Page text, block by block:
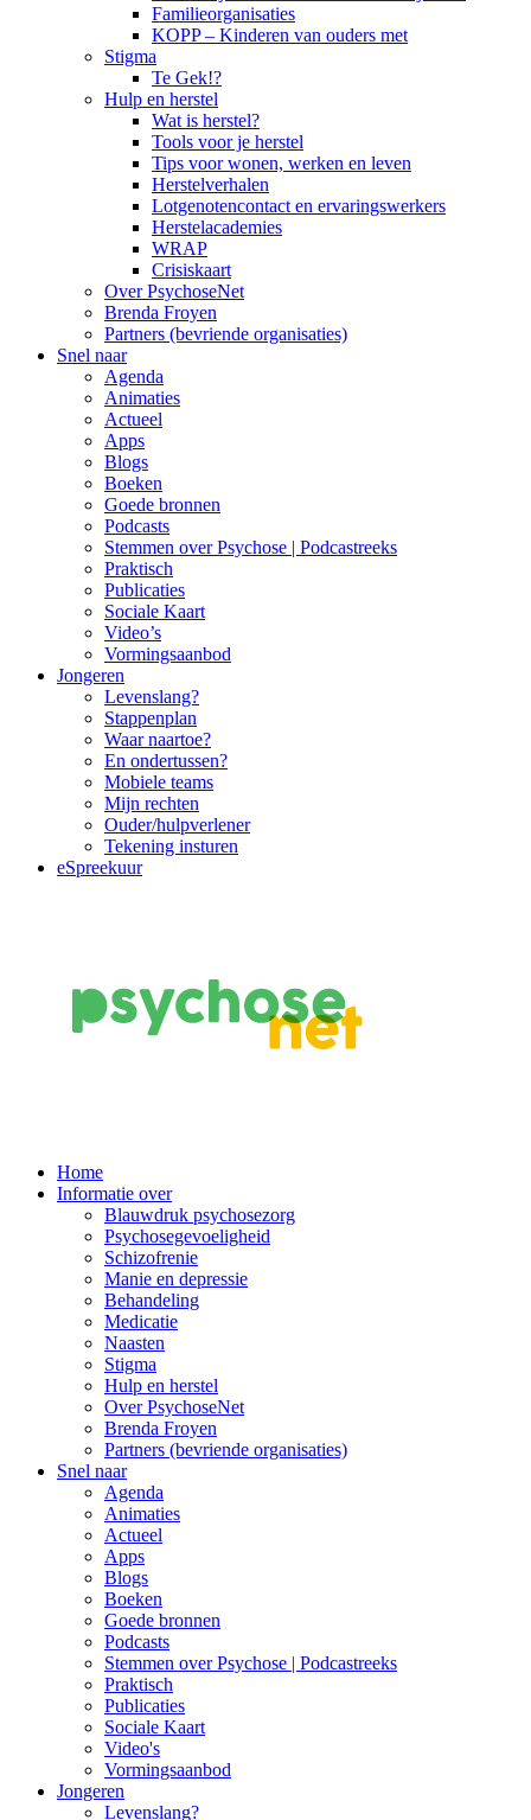
Familieorganisaties
KOPP – Kinderen van ouders met
Stigma
Te Gek!?
Hulp en herstel
Wat is herstel?
Tools voor je herstel
Tips voor wonen, werken en leven
Herstelverhalen
Lotgenotencontact en ervaringswerkers
Herstelacademies
WRAP
Crisiskaart
Over PsychoseNet
Brenda Froyen
Partners (bevriende organisaties)
Snel naar
Agenda
Animaties
Actueel
Apps
Blogs
Boeken
Goede bronnen
Podcasts
Stemmen over Psychose | Podcastreeks
Praktisch
Publicaties
Sociale Kaart
Video’s
Vormingsaanbod
Jongeren
Levenslang?
Stappenplan
Waar naartoe?
En ondertussen?
Mobiele teams
Mijn rechten
Ouder/hulpverlener
Tekening insturen
eSpreekuur
Main
Navigation
Home
Informatie over
Blauwdruk psychosezorg
Psychosegevoeligheid
Schizofrenie
Manie en depressie
Behandeling
Medicatie
Naasten
Stigma
Hulp en herstel
Over PsychoseNet
Brenda Froyen
Partners (bevriende organisaties)
Snel naar
Agenda
Animaties
Actueel
Apps
Blogs
Boeken
Goede bronnen
Podcasts
Stemmen over Psychose | Podcastreeks
Praktisch
Publicaties
Sociale Kaart
Video's
Vormingsaanbod
Jongeren
Levenslang?